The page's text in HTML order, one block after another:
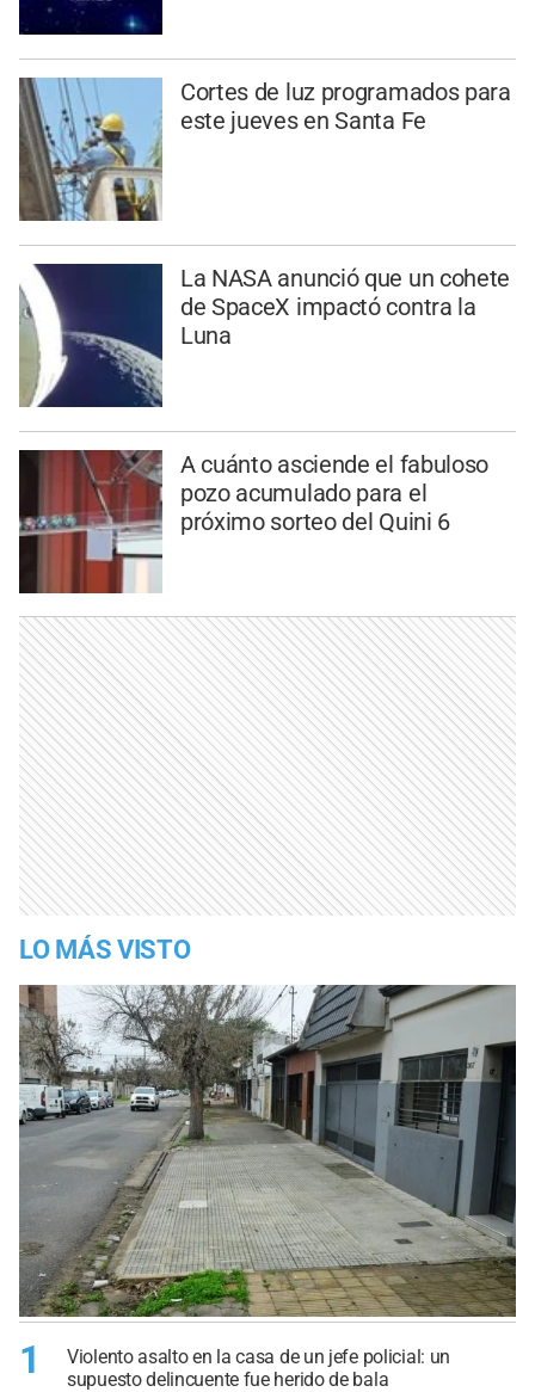
Cortes de luz programados para
este jueves en Santa Fe
La NASA anunció que un cohete
de SpaceX impactó contra la
Luna
A cuánto asciende el fabuloso
pozo acumulado para el
próximo sorteo del Quini 6
LO MÁS VISTO
1
Violento asalto en la casa de un jefe policial: un
supuesto delincuente fue herido de bala